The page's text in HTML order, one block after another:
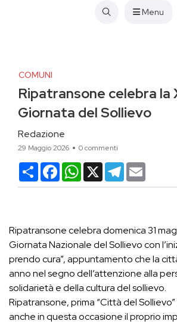
Menu
COMUNI
Ripatransone celebra la
Giornata del Sollievo
Redazione
29 Maggio 2026 0 commenti
CondividiFacebookWhatsApp
X Telegram
Ripatransone celebra domenica 31
Giornata Nazionale del Sollievo con
prendo cura”, appuntamento che la
anno nel segno dell’attenzione alla
solidarietà e della cultura del sollievo.
Ripatransone, prima “Città del
anche in questa occasione il proprio